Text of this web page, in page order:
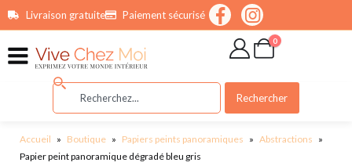
principalLivraison gratuite Paiement sécurisé
0
Rechercher
Accueil » Boutique » Papiers peints panoramiques » Abstractions »
Papier peint panoramique dégradé bleu gris